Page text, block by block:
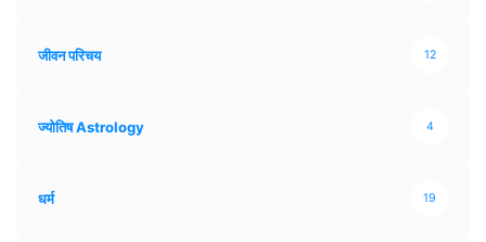
जीवन परिचय 12
ज्योतिष Astrology 4
धर्म 19